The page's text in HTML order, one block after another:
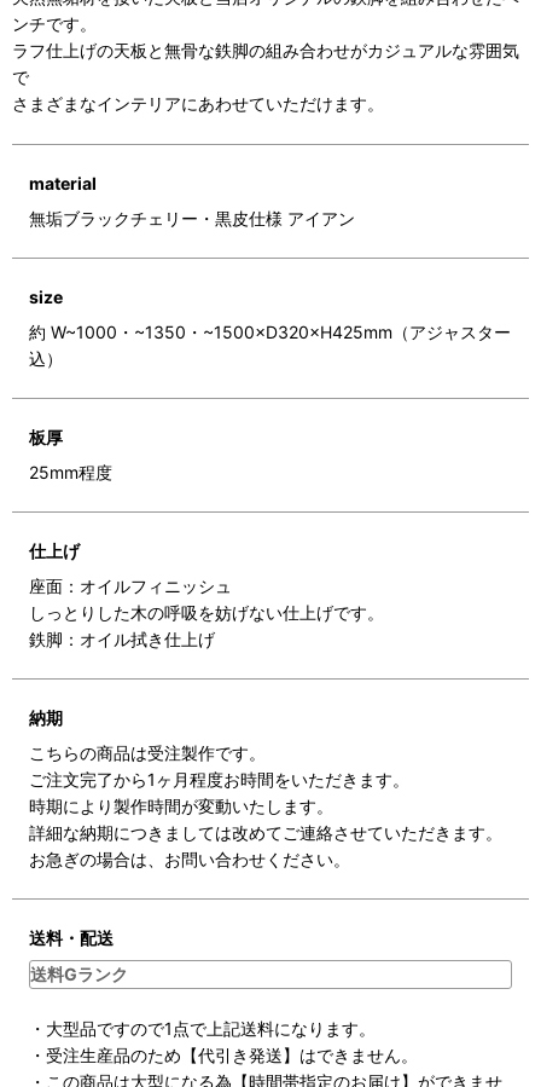
ンチです。
ラフ仕上げの天板と無骨な鉄脚の組み合わせがカジュアルな雰囲気
で
さまざまなインテリアにあわせていただけます。
material
無垢ブラックチェリー・黒皮仕様 アイアン
size
約 W~1000・~1350・~1500×D320×H425mm（アジャスター
込）
板厚
25mm程度
仕上げ
座面：オイルフィニッシュ
しっとりした木の呼吸を妨げない仕上げです。
鉄脚：オイル拭き仕上げ
納期
こちらの商品は受注製作です。
ご注文完了から1ヶ月程度お時間をいただきます。
時期により製作時間が変動いたします。
詳細な納期につきましては改めてご連絡させていただきます。
お急ぎの場合は、お問い合わせください。
送料・配送
送料Gランク
・大型品ですので1点で上記送料になります。
・受注生産品のため【代引き発送】はできません。
・この商品は大型になる為【時間帯指定のお届け】ができませ